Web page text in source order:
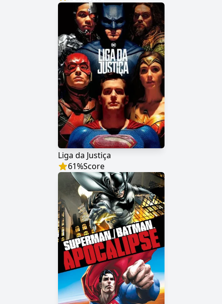
Liga da Justiça
61%Score